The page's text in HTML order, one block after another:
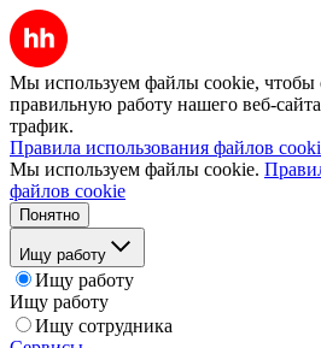
Мы используем файлы cookie, чтобы
правильную работу нашего веб-
трафик.
Правила использования файлов
Мы используем файлы cookie.
файлов cookie
Понятно
Ищу работу
Ищу работу
Ищу работу
Ищу сотрудника